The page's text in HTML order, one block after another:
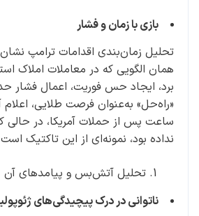
بازی با زمان و فشار
تحلیل زمان‌بندی اقدامات ترامپ
همان الگویی که در معاملات املاک
برد، ایجاد حس فوریت، اعمال فشار
«راه‌حل» به‌عنوان فرصت طلایی،
ساعت پس از حملات آمریکا، در حالی
نداده بود، نمونه‌ای از این تاکتیک
تحلیل آتش‌بس و پیامدهای آن
ناتوانی در درک پیچیدگی‌های